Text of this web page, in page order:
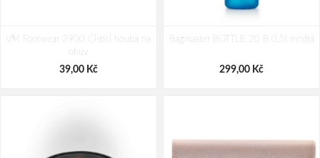
VM Footwear 3900 Čistící houba na
obuv
39,00 Kč
Bagmaster BOTTLE 20 B 0,5l modrá
299,00 Kč